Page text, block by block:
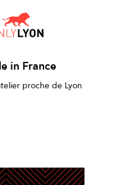
in France
proche de Lyon